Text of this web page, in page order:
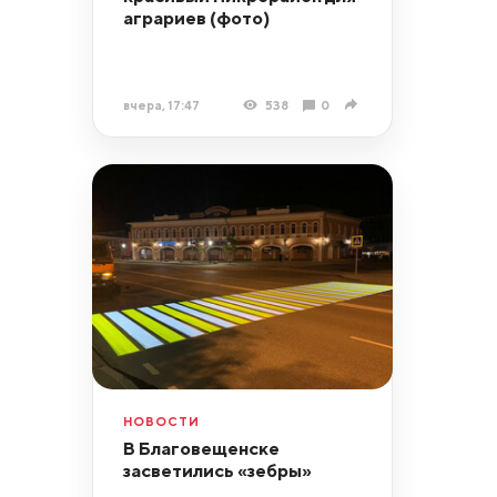
аграриев (фото)
вчера, 17:47 538 0
НОВОСТИ
В Благовещенске
засветились «зебры»